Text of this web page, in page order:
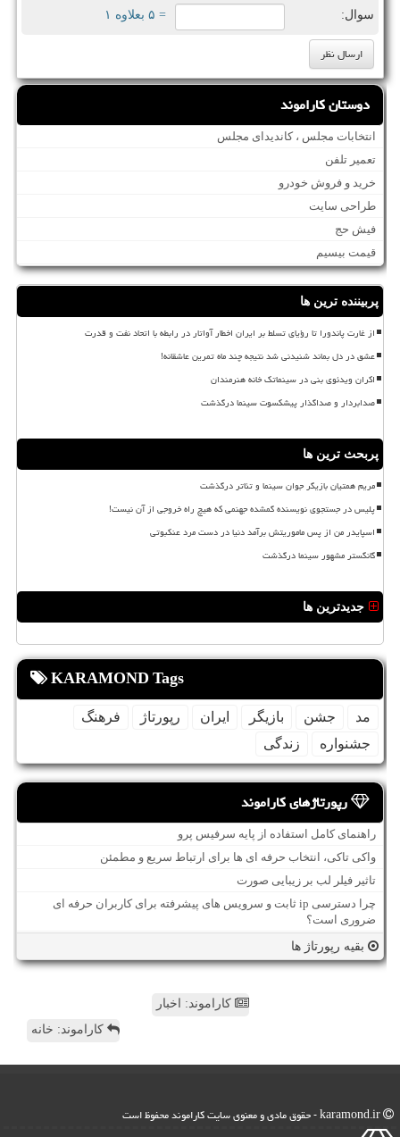
سوال: = ۵ بعلاوه ۱
دوستان کاراموند
انتخابات مجلس ، کاندیدای مجلس
تعمیر تلفن
خرید و فروش خودرو
طراحی سایت
فیش حج
قیمت بیسیم
پربیننده ترین ها
از غارت پاندورا تا رؤیای تسلط بر ایران اخطار آواتار در رابطه با اتحاد نفت و قدرت
عشق در دل بماند شنیدنی شد نتیجه چند ماه تمرین عاشقانه!
اکران ویدئوی بنی در سینماتک خانه هنرمندان
صدابردار و صداگذار پیشکسوت سینما درگذشت
پربحث ترین ها
مریم همتیان بازیگر جوان سینما و تئاتر درگذشت
پلیس در جستجوی نویسنده گمشده جهنمی که هیچ راه خروجی از آن نیست!
اسپایدر من از پس ماموریتش برآمد دنیا در دست مرد عنکبوتی
گانگستر مشهور سینما درگذشت
جدیدترین ها
KARAMOND Tags
مد جشن بازیگر ایران رپورتاژ
فرهنگ
جشنواره
زندگی
رپورتاژهای کاراموند
راهنمای کامل استفاده از پایه سرفیس پرو
واکی تاکی، انتخاب حرفه ای ها برای ارتباط سریع و مطمئن
تاثیر فیلر لب بر زیبایی صورت
چرا دسترسی ip ثابت و سرویس های پیشرفته برای کاربران حرفه ای
ضروری است؟
بقیه رپورتاژ ها
کاراموند: اخبار
کاراموند: خانه